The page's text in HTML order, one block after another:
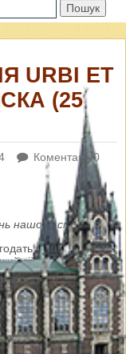
Пошук
URBI ET
(25
Коментарі: 0
нашого спасіння!
цього дня,
зійшов над
Бог Отець
світла, який
в якому стає
примиритися.
та смиренних і